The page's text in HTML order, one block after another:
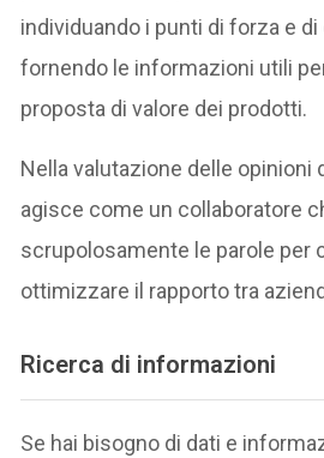
individuando i punti di forza e
fornendo le informazioni utili
proposta di valore dei prodotti.
Nella valutazione delle opinioni
agisce come un collaboratore
scrupolosamente le parole per
ottimizzare il rapporto tra
Ricerca di informazioni
Se hai bisogno di dati e